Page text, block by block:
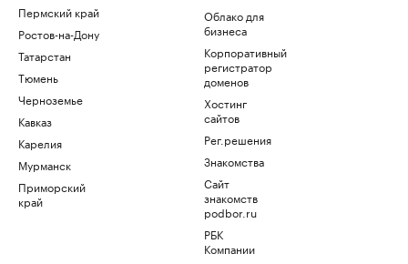
Пермский край
Ростов-на-Дону
Татарстан
Тюмень
Черноземье
Кавказ
Карелия
Мурманск
Приморский
край
Облако для
бизнеса
Корпоративный
регистратор
доменов
Хостинг
сайтов
Рег.решения
Знакомства
Сайт
знакомств
podbor.ru
РБК
Компании